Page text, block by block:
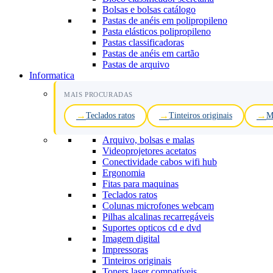
Bolsas e bolsas catálogo
Pastas de anéis em polipropileno
Pasta elásticos polipropileno
Pastas classificadoras
Pastas de anéis em cartão
Pastas de arquivo
Informatica
MAIS PROCURADAS
Teclados ratos Tinteiros originais
Arquivo, bolsas e malas
Videoprojetores acetatos
Conectividade cabos wifi hub
Ergonomia
Fitas para maquinas
Teclados ratos
Colunas microfones webcam
Pilhas alcalinas recarregáveis
Suportes opticos cd e dvd
Imagem digital
Impressoras
Tinteiros originais